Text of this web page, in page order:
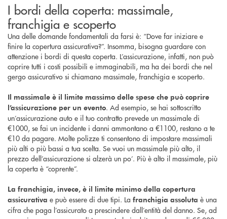
I bordi della coperta: massimale,
franchigia e scoperto
Una delle domande fondamentali da farsi è: “Dove far iniziare e
finire la copertura assicurativa?”. Insomma, bisogna guardare con
attenzione i bordi di questa coperta. L’assicurazione, infatti, non può
coprire tutti i costi possibili e immaginabili, ma ha dei bordi che nel
gergo assicurativo si chiamano massimale, franchigia e scoperto.
Il massimale è il limite massimo delle spese che può coprire
l’assicurazione per un evento. Ad esempio, se hai sottoscritto
un’assicurazione auto e il tuo contratto prevede un massimale di
€1000, se fai un incidente i danni ammontano a €1100, restano a te
€10 da pagare. Molte polizze ti consentono di impostare massimali
più alti o più bassi a tua scelta. Se vuoi un massimale più alto, il
prezzo dell’assicurazione si alzerà un po’. Più è alto il massimale, più
la coperta è “coprente”.
La franchigia, invece, è il limite minimo della copertura
assicurativa e può essere di due tipi. La franchigia assoluta è una
cifra che paga l’assicurato a prescindere dall’entità del danno. Se, ad